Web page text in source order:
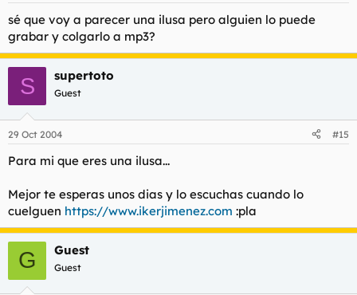
sé que voy a parecer una ilusa pero alguien lo puede
grabar y colgarlo a mp3?
S supertoto
Guest
29 Oct 2004 #15
Para mi que eres una ilusa...
Mejor te esperas unos dias y lo escuchas cuando lo
cuelguen https://www.ikerjimenez.com :pla
G Guest
Guest